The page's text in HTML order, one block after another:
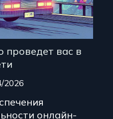
проведет вас в
2026
онлайн-